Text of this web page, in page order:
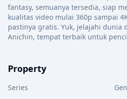
fantasy, semuanya tersedia, siap
kualitas video mulai 360p sampai
pastinya gratis. Yuk, jelajahi dunia
Anichin, tempat terbaik untuk
Property
Series